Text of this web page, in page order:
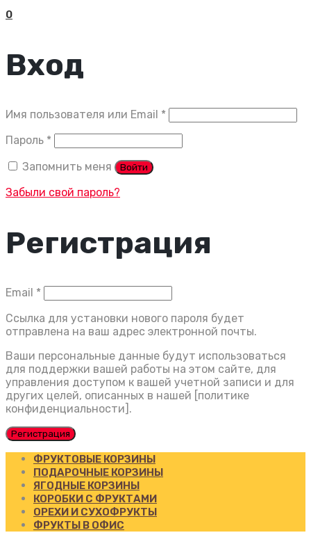
0
Вход
Имя пользователя или Email *
Пароль *
Запомнить меня Войти
Забыли свой пароль?
Регистрация
Email *
Ссылка для установки нового пароля будет
отправлена ​​на ваш адрес электронной почты.
Ваши персональные данные будут использоваться
для поддержки вашей работы на этом сайте, для
управления доступом к вашей учетной записи и для
других целей, описанных в нашей [политике
конфиденциальности].
Регистрация
ФРУКТОВЫЕ КОРЗИНЫ
ПОДАРОЧНЫЕ КОРЗИНЫ
ЯГОДНЫЕ КОРЗИНЫ
КОРОБКИ С ФРУКТАМИ
ОРЕХИ И СУХОФРУКТЫ
ФРУКТЫ В ОФИС